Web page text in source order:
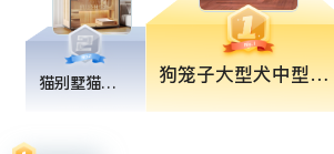
猫别墅猫笼子家用室内猫窝猫屋超大自由空间猫咪房子实木猫舍猫柜 狗笼子大型犬中型犬狗笼带厕所 家用室内外金毛拉布拉多笼子 狗笼